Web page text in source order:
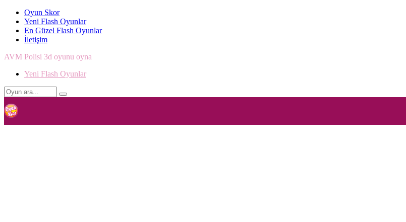
Oyun Skor
Yeni Flash Oyunlar
En Güzel Flash Oyunlar
İletişim
AVM Polisi 3d oyunu oyna
Yeni Flash Oyunlar